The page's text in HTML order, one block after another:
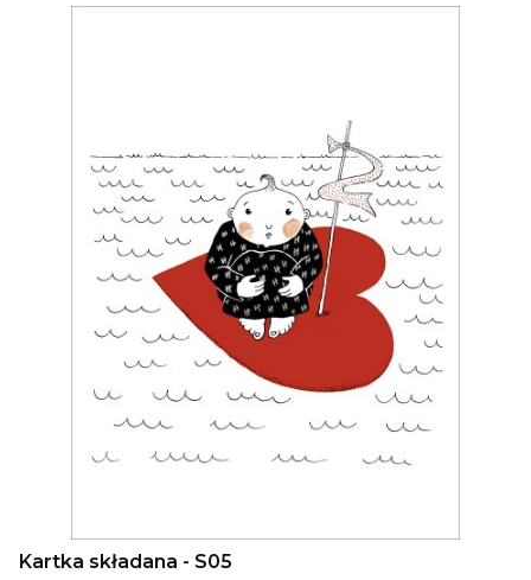
Kartka składana - S05